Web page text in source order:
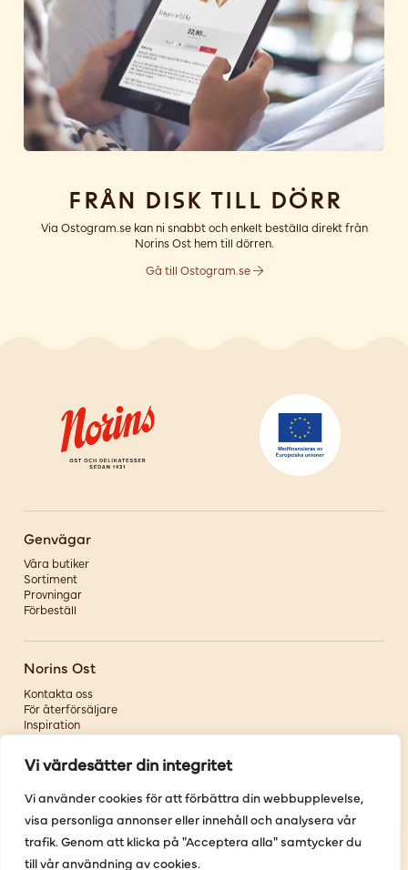
Vi värdesätter din integritet
Vi använder cookies för att förbättra din webbupplevelse,
visa personliga annonser eller innehåll och analysera vår
trafik. Genom att klicka på "Acceptera alla" samtycker du
till vår användning av cookies.
Från disk till dörr
Via Ostogram.se kan ni snabbt och enkelt beställa direkt från
Norins Ost hem till dörren.
Gå till Ostogram.se
Genvägar
Våra butiker
Sortiment
Provningar
Förbeställ
Norins Ost
Kontakta oss
För återförsäljare
Inspiration
Om oss
Följ oss
Facebook
Instagram